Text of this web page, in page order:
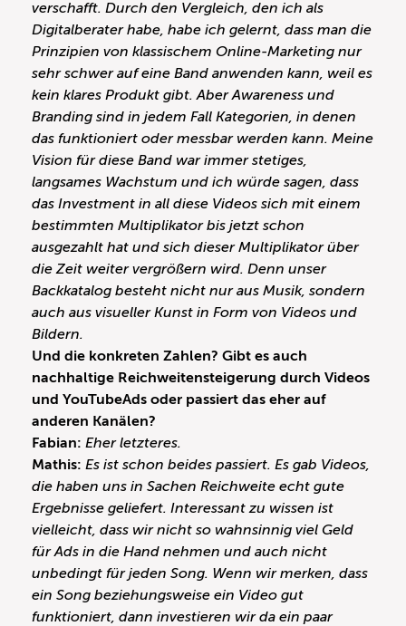
verschafft. Durch den Vergleich, den ich als
Digitalberater habe, habe ich gelernt, dass man die
Prinzipien von klassischem Online-Marketing nur
sehr schwer auf eine Band anwenden kann, weil es
kein klares Produkt gibt. Aber Awareness und
Branding sind in jedem Fall Kategorien, in denen
das funktioniert oder messbar werden kann. Meine
Vision für diese Band war immer stetiges,
langsames Wachstum und ich würde sagen, dass
das Investment in all diese Videos sich mit einem
bestimmten Multiplikator bis jetzt schon
ausgezahlt hat und sich dieser Multiplikator über
die Zeit weiter vergrößern wird. Denn unser
Backkatalog besteht nicht nur aus Musik, sondern
auch aus visueller Kunst in Form von Videos und
Bildern.
Und die konkreten Zahlen? Gibt es auch
nachhaltige Reichweitensteigerung durch Videos
und YouTubeAds oder passiert das eher auf
anderen Kanälen?
Fabian: Eher letzteres.
Mathis: Es ist schon beides passiert. Es gab Videos,
die haben uns in Sachen Reichweite echt gute
Ergebnisse geliefert. Interessant zu wissen ist
vielleicht, dass wir nicht so wahnsinnig viel Geld
für Ads in die Hand nehmen und auch nicht
unbedingt für jeden Song. Wenn wir merken, dass
ein Song beziehungsweise ein Video gut
funktioniert, dann investieren wir da ein paar